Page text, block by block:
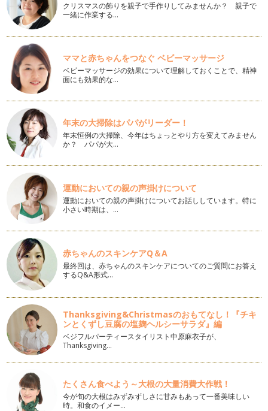
ベビー＆キッズのスキンケア・日焼止め対策②
5月後半。お外でのピクニックも楽しい季節ですね。 そこで気
になるのが「日焼け」「紫…
ベビー＆キッズのスキンケア・日焼止め対策①
GWも過ぎ、薄着になることも増えてきて『日焼け』も気にな
る季節がやってきました。 …
アロマキャンドルでリラックスタイムを②
前回、キャンドルの炎のゆらぎ＝「１/ｆゆらぎ」が人がリラ
ックスするのにちょうどいいというお…
アロマキャンドルでリラックスタイムを①
満開の桜に囲まれた今年の春。 入園、入学、進学、社会人…子
どもも、送り出…
春到来！体やお肌がゆるむこの時期にオススメのうるうるバス
タイム
少しずつ春めいてきましたね。 この春新社会人とな…
新学期に役立つアロマテラピー
３月、卒園、卒業のシーズンですね。 長い、寒い冬が終わ
り、もうすぐ春！ そして新し…
子どもと一緒に！「桃の節句の石けん作り」
もうすぐ雛祭り。 心もうきうきとピンク色に染まる春ももう
すぐです♪ さて今回は…
花粉の時期をアロマで快適に！
まだまだ寒いとはいえ、それでも日中の温度もあがり、日も長
くなってきました。 そろそろ春…
アロマとハーブで花粉症対策！
２０１２年が始まったばかり…と思っていましたが、早いもの
でもうすぐ２月です。…
クリスマスの飾りを親子で手作りしてみませんか？ 親子で
一緒に作業する…
ママと赤ちゃんをつなぐ ベビーマッサージ
ベビーマッサージの効果について理解しておくことで、精神
面にも効果的な…
年末の大掃除はパパがリーダー！
年末恒例の大掃除、今年はちょっとやり方を変えてみません
か？ パパが大…
運動においての親の声掛けについて
運動においての親の声掛けについてお話ししています。特に
小さい時期は、…
赤ちゃんのスキンケアQ＆A
最終回は、赤ちゃんのスキンケアについてのご質問にお答え
するQ&A形式…
Thanksgiving&Christmasのおもてなし！『チキ
ンとくずし豆腐の塩麹ヘルシーサラダ』編
ベジフルパーティースタイリスト中原麻衣子が、
Thanksgiving…
たくさん食べよう～大根の大量消費大作戦！
今が旬の大根はみずみずしさに甘みもあって一番美味しい
時。和食のイメー…